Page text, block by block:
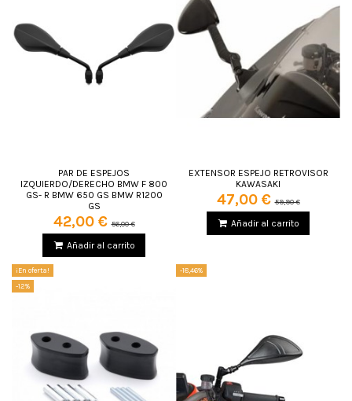
PAR DE ESPEJOS
IZQUIERDO/DERECHO BMW F 800
GS- R BMW 650 GS BMW R1200
GS
42,00 €56,00 €
Añadir al carrito
EXTENSOR ESPEJO RETROVISOR
KAWASAKI
47,00 €59,90 €
Añadir al carrito
¡En oferta!
-12%
-18,46%